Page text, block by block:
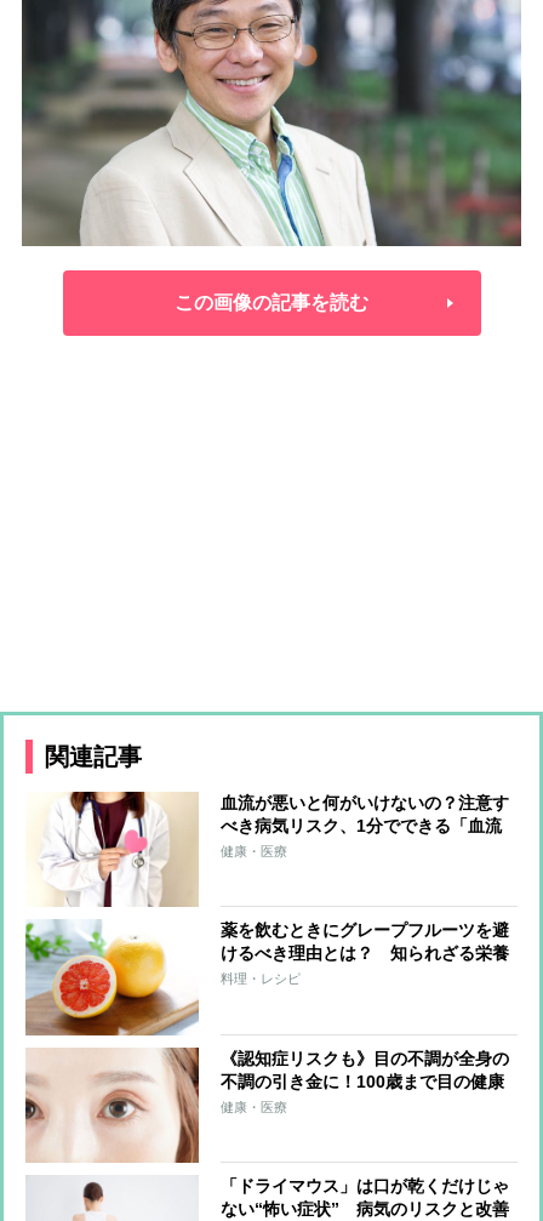
この画像の記事を読む
関連記事
血流が悪いと何がいけないの？注意す
べき病気リスク、1分でできる「血流
アップ体操」を麻酔科医が解説
健康・医療
薬を飲むときにグレープフルーツを避
けるべき理由とは？ 知られざる栄養
価やパスタレシピを野菜ソムリエプロ
料理・レシピ
《認知症リスクも》目の不調が全身の
不調の引き金に！100歳まで目の健康
を保つための3つのポイント
健康・医療
「ドライマウス」は口が乾くだけじゃ
ない“怖い症状” 病気のリスクと改善